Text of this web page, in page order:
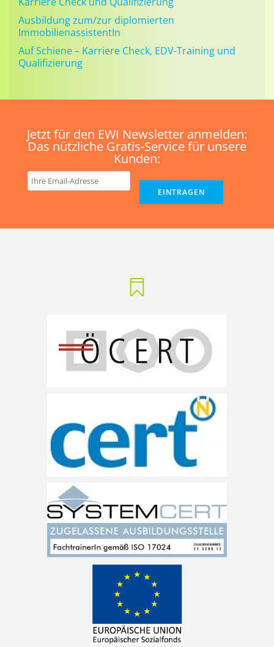
Ausbildung zum/zur diplomierten
ImmobilienassistentIn
Auf Schiene – Karriere Check, EDV-Training und
Qualifizierung
Jetzt für den EWI Newsletter anmelden:
Das nützliche Gratis-Service für unsere
Kunden: